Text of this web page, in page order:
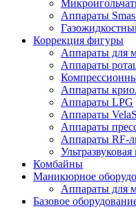
Аппараты
Коррекция фигуры
Аппараты для
Аппараты
Аппараты
Аппараты LPG
Аппараты
Аппараты
Аппараты RF-
Комбайны
Маникюрное
Аппараты для
Базовое